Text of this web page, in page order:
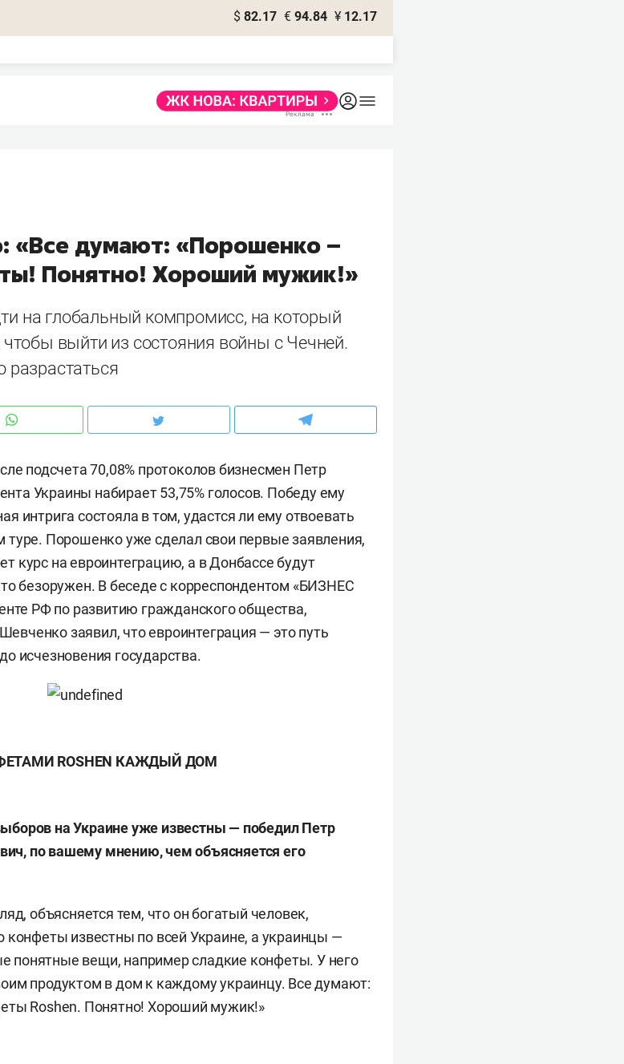
$ 82.17 € 94.84 ¥ 12.17
«Все думают: «Порошенко –
Понятно! Хороший мужик!»
на глобальный компромисс, на который
выйти из состояния войны с Чечней.
разрастаться
подсчета 70,08% протоколов бизнесмен Петр
Украины набирает 53,75% голосов. Победу ему
интрига состояла в том, удастся ли ему отвоевать
туре. Порошенко уже сделал свои первые заявления,
курс на евроинтеграцию, а в Донбассе будут
безоружен. В беседе с корреспондентом «БИЗНЕС
РФ по развитию гражданского общества,
заявил, что евроинтеграция — это путь
исчезновения государства.
ROSHEN КАЖДЫЙ ДОМ
на Украине уже известны — победил Петр
по вашему мнению, чем объясняется его
объясняется тем, что он богатый человек,
конфеты известны по всей Украине, а украинцы —
понятные вещи, например сладкие конфеты. У него
продуктом в дом к каждому украинцу. Все думают:
Roshen. Понятно! Хороший мужик!»